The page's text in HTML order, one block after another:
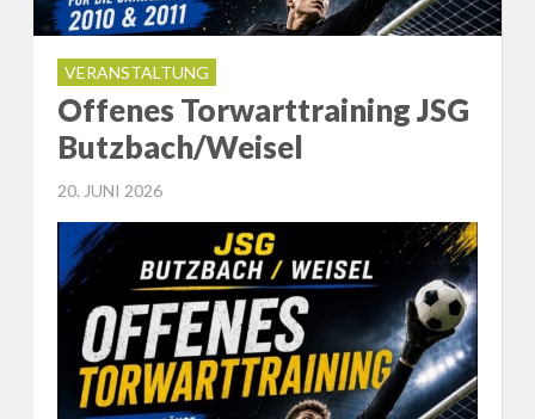
VERANSTALTUNG
Offenes Torwarttraining JSG
Butzbach/Weisel
POSTED
20. JUNI 2026